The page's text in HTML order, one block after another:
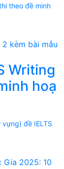
theo đề minh
Writing
hoạ
đề IELTS